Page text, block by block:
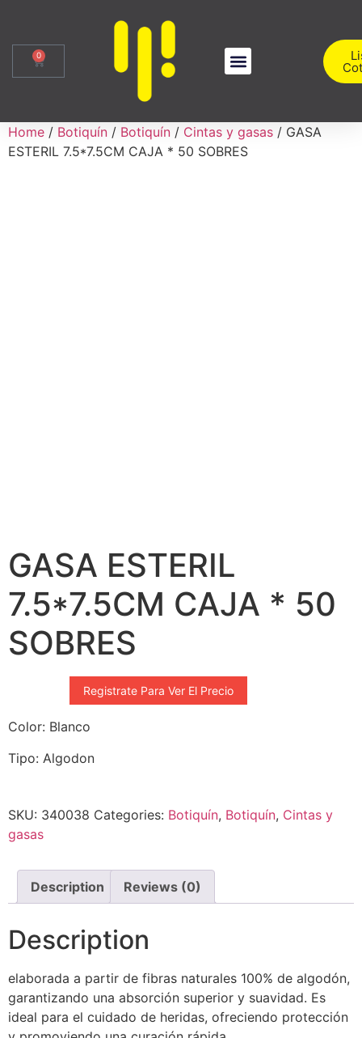
0
Home / Botiquín / Botiquín / Cintas y gasas / GASA
ESTERIL 7.5*7.5CM CAJA * 50 SOBRES
GASA ESTERIL
7.5*7.5CM CAJA * 50
SOBRES
Registrate Para Ver El Precio
Color: Blanco
Tipo: Algodon
SKU: 340038 Categories: Botiquín, Botiquín, Cintas y
gasas
Description Reviews (0)
Description
elaborada a partir de fibras naturales 100% de algodón,
garantizando una absorción superior y suavidad. Es
ideal para el cuidado de heridas, ofreciendo protección